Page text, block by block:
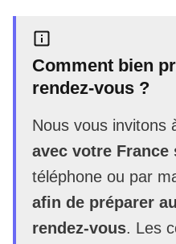
Comment bien
rendez-vous ?
Nous vous invitons
avec votre France
téléphone ou par
afin de préparer
rendez-vous. Les